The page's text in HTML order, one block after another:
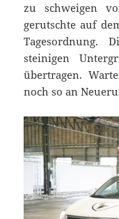
zu schweigen
gerutschte auf
Tagesordnung.
steinigen
übertragen.
noch so an